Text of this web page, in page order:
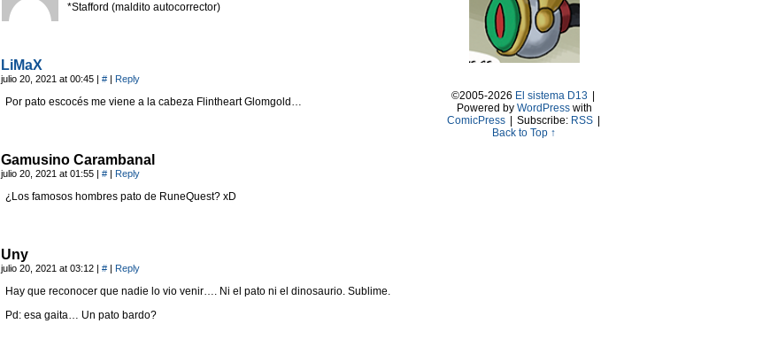
*Stafford (maldito autocorrector)
LiMaX
julio 20, 2021 at 00:45 | # | Reply
Por pato escocés me viene a la cabeza Flintheart Glomgold…
Gamusino Carambanal
julio 20, 2021 at 01:55 | # | Reply
¿Los famosos hombres pato de RuneQuest? xD
Uny
julio 20, 2021 at 03:12 | # | Reply
Hay que reconocer que nadie lo vio venir…. Ni el pato ni el dinosaurio. Sublime.
Pd: esa gaita… Un pato bardo?
©2005-2026 El sistema D13
Powered by WordPresswith
ComicPress
Subscribe: RSS
Back to Top ↑